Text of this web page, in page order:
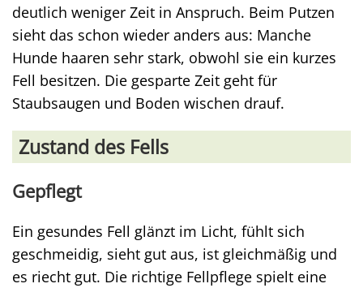
deutlich weniger Zeit in Anspruch. Beim Putzen
sieht das schon wieder anders aus: Manche
Hunde haaren sehr stark, obwohl sie ein kurzes
Fell besitzen. Die gesparte Zeit geht für
Staubsaugen und Boden wischen drauf.
Zustand des Fells
Gepflegt
Ein gesundes Fell glänzt im Licht, fühlt sich
geschmeidig, sieht gut aus, ist gleichmäßig und
es riecht gut. Die richtige Fellpflege spielt eine